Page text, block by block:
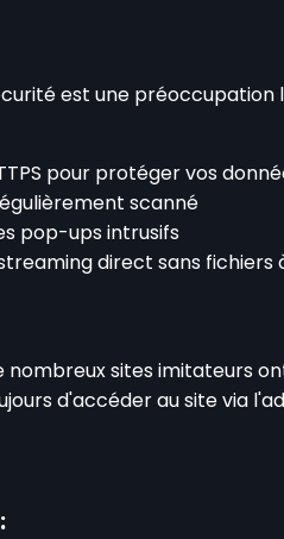
est une
pour protéger vos
scanné
pop-ups intrusifs
direct sans
sites imitateurs
d'accéder au site via